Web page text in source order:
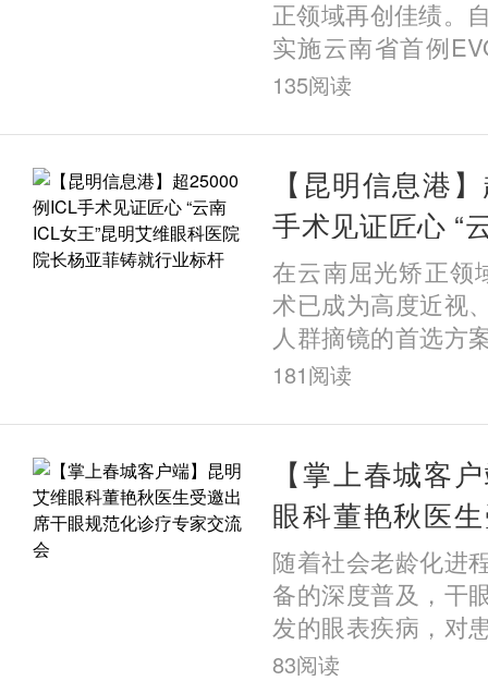
正领域再创佳绩。
实施云南省首例
植入近视手术以来
破这一数量的眼科
沿技术，为何能在
城昆明实现规模化
访发现，答案藏在
院二十六年的深耕
135阅读
【昆明信息港
手术见证匠心 “
明艾维眼科医
就行业标杆
在云南屈光矫正领
术已成为高度近视
人群摘镜的首选方
术领域的标杆人物
——昆明艾维眼科
她也被大家亲切誉
181阅读
【掌上春城客
眼科董艳秋医
规范化诊疗专家
随着社会老龄化进
备的深度普及，干
发的眼表疾病，对
严重威胁。3月21
83阅读